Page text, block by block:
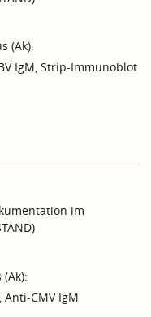
(Ak):
IgM, Strip-Immunoblot
im
Anti-CMV IgM